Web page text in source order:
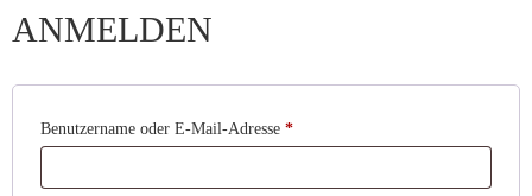
ANMELDEN
Benutzername oder E-Mail-Adresse *